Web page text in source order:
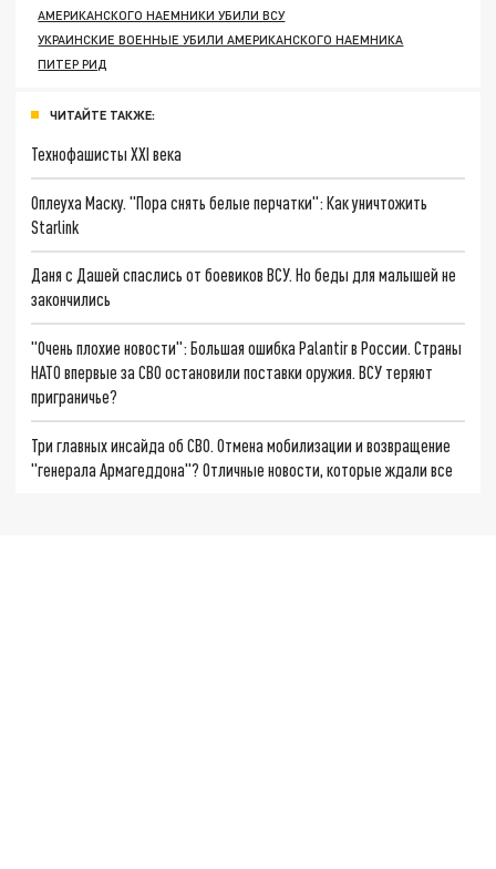
АМЕРИКАНСКОГО НАЕМНИКИ УБИЛИ ВСУ
УКРАИНСКИЕ ВОЕННЫЕ УБИЛИ АМЕРИКАНСКОГО НАЕМНИКА
ПИТЕР РИД
ЧИТАЙТЕ ТАКЖЕ:
Технофашисты XXI века
Оплеуха Маску. "Пора снять белые перчатки": Как уничтожить
Starlink
Даня с Дашей спаслись от боевиков ВСУ. Но беды для малышей не
закончились
"Очень плохие новости": Большая ошибка Palantir в России. Страны
НАТО впервые за СВО остановили поставки оружия. ВСУ теряют
приграничье?
Три главных инсайда об СВО. Отмена мобилизации и возвращение
"генерала Армагеддона"? Отличные новости, которые ждали все